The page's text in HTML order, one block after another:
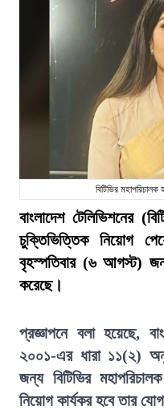
বিটিভির
বাংলাদেশ টেলিভিশনের
চুক্তিভিত্তিক নিয়োগ
বৃহস্পতিবার (৬ আগস্ট)
করেছে।
প্রজ্ঞাপনে বলা হয়েছে,
২০০১-এর ধারা ১১(২)
জন্য বিটিভির
নিয়োগ কার্যকর হবে তার